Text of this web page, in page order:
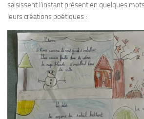
saisissent l’instant présent en quelques
leurs créations poétiques :